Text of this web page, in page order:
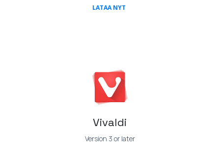
LATAA NYT(OPENS IN A NEW TAB)
Vivaldi
Version 3 or later